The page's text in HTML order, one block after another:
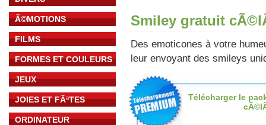
Ã©MOTIONS
FILMS
FORMES ET COULEURS
JEUX
JOIES ET FÃªTES
ORDINATEUR
Smiley gratuit
Des emoticones à votre
leur envoyant des smileys
Télécharger le